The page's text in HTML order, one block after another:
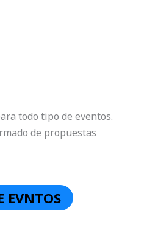
todo tipo de eventos.
de propuestas
EVNTOS